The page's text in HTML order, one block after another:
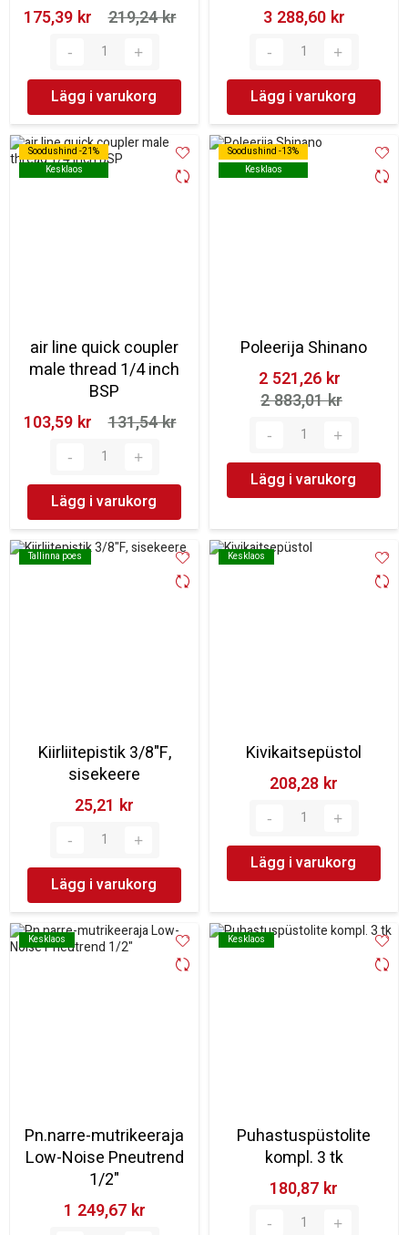
175,39 kr‎
219,24 kr‎
Lägg i varukorg
3 288,60 kr‎
Lägg i varukorg
Soodushind -21%
Kesklaos
Soodushind -21%
Kesklaos
air line quick coupler
male thread 1/4 inch
BSP
103,59 kr‎
131,54 kr‎
Lägg i varukorg
Soodushind -13%
Kesklaos
Soodushind -13%
Kesklaos
Poleerija Shinano
2 521,26 kr‎
2 883,01 kr‎
Lägg i varukorg
Tallinna poes
Tallinna poes
Kiirliitepistik 3/8"F,
sisekeere
25,21 kr‎
Lägg i varukorg
Kesklaos
Kesklaos
Kivikaitsepüstol
208,28 kr‎
Lägg i varukorg
Kesklaos
Kesklaos
Pn.narre-mutrikeeraja
Low-Noise Pneutrend
1/2"
1 249,67 kr‎
Kesklaos
Kesklaos
Puhastuspüstolite
kompl. 3 tk
180,87 kr‎